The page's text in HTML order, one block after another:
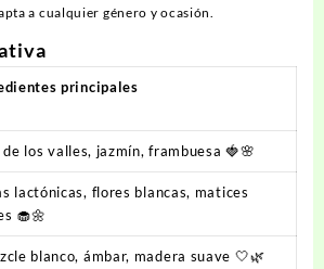
a cualquier género y ocasión.
principales
los valles, jazmín, frambuesa 🍓🌸
lactónicas, flores blancas, matices
🧁🌼
blanco, ámbar, madera suave 🤍🌿